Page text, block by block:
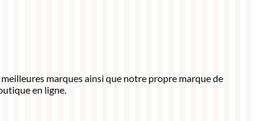
marques ainsi que notre propre marque de
en ligne.